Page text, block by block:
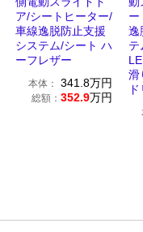
ア/シートヒーター/
車線逸脱防止支援
システム/シート ハ
ーフレザー
本体： 341.8万円
総額： 352.9万円
ー
逸
テ
滑